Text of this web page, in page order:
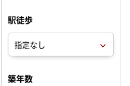
駅徒歩
築年数